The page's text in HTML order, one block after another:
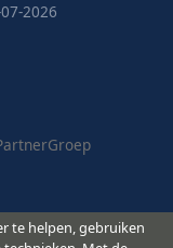
2026
te helpen, gebruiken